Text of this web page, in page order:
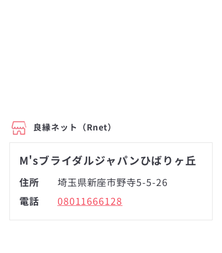
良縁ネット（Rnet）
M'sブライダルジャパンひばりヶ丘
住所
埼玉県新座市野寺5-5-26
電話
08011666128